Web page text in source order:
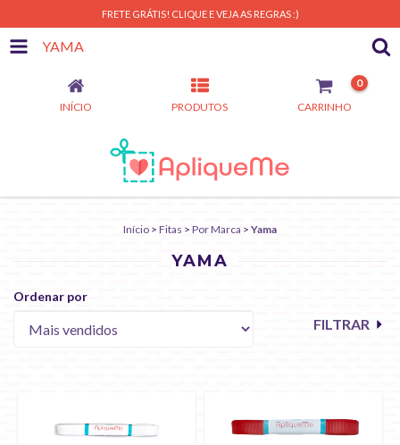
FRETE GRÁTIS! CLIQUE E VEJA AS REGRAS :)
YAMA
INÍCIO PRODUTOS CARRINHO
0
Início > Fitas > Por Marca > Yama
YAMA
Ordenar por
FILTRAR